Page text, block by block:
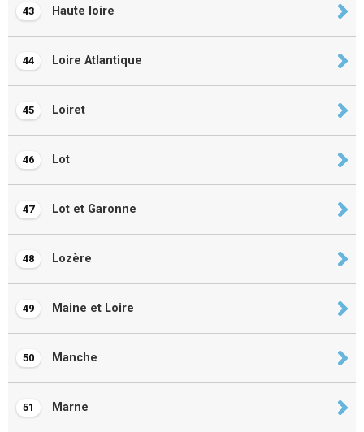
43 Haute loire
44 Loire Atlantique
45 Loiret
46 Lot
47 Lot et Garonne
48 Lozère
49 Maine et Loire
50 Manche
51 Marne